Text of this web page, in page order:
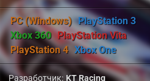
PC (Windows) PlayStation 3
Xbox 360 PlayStation Vita
PlayStation 4 Xbox One
Разработчик: KT Racing